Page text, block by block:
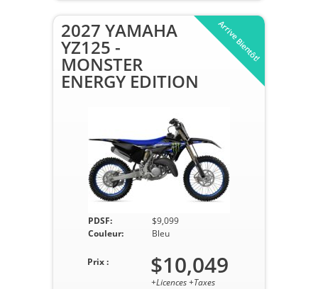
Arrive Bientôt!
2027 YAMAHA
YZ125 -
MONSTER
ENERGY EDITION
PDSF:
$9,099
Couleur:
Bleu
Prix : $10,049
+Licences +Taxes